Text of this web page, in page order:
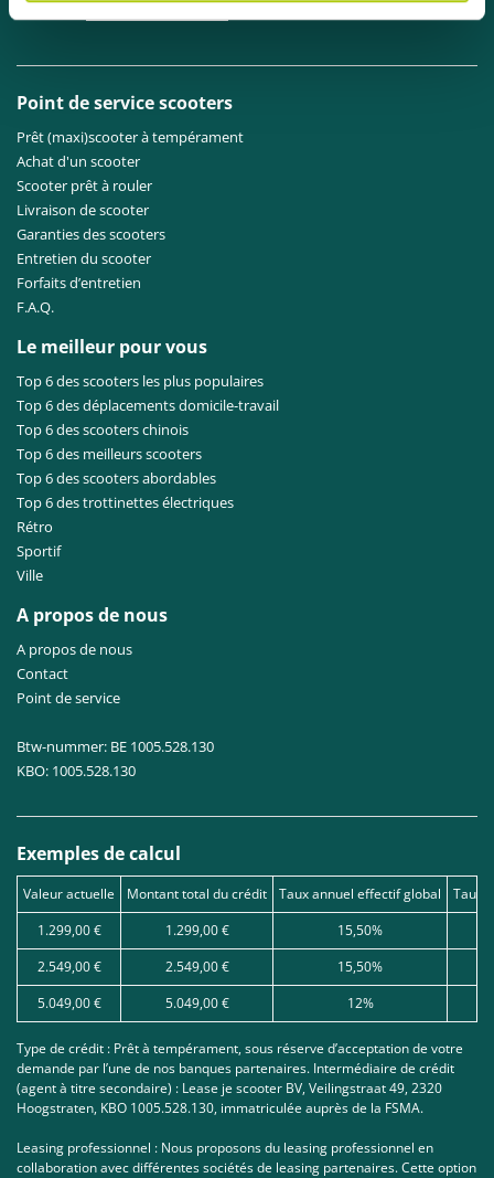
Point de service scooters
Prêt (maxi)scooter à tempérament
Achat d'un scooter
Scooter prêt à rouler
Livraison de scooter
Garanties des scooters
Entretien du scooter
Forfaits d’entretien
F.A.Q.
Le meilleur pour vous
Top 6 des scooters les plus populaires
Top 6 des déplacements domicile-travail
Top 6 des scooters chinois
Top 6 des meilleurs scooters
Top 6 des scooters abordables
Top 6 des trottinettes électriques
Rétro
Sportif
Ville
A propos de nous
A propos de nous
Contact
Point de service
Btw-nummer: BE 1005.528.130
KBO: 1005.528.130
Exemples de calcul
Valeur actuelle Montant total du crédit Taux annuel effectif global
Taux
1.299,00 €
1.299,00 €
15,50%
2.549,00 €
2.549,00 €
15,50%
5.049,00 €
5.049,00 € 12%
Type de crédit : Prêt à tempérament, sous réserve d’acceptation de votre
demande par l’une de nos banques partenaires. Intermédiaire de crédit
(agent à titre secondaire) : Lease je scooter BV, Veilingstraat 49, 2320
Hoogstraten, KBO 1005.528.130, immatriculée auprès de la FSMA.
Leasing professionnel : Nous proposons du leasing professionnel en
collaboration avec différentes sociétés de leasing partenaires. Cette option